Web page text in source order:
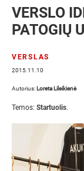
VERSLO
PATOGIŲ
VERSLAS
2015.11.10
Autorius: Loreta Lileikienė
Temos: Startuolis.